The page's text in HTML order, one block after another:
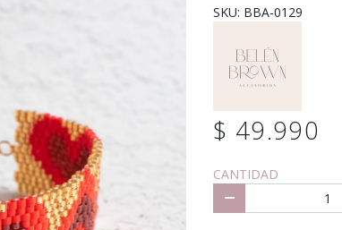
SKU: BBA-0129
$ 49.990
CANTIDAD